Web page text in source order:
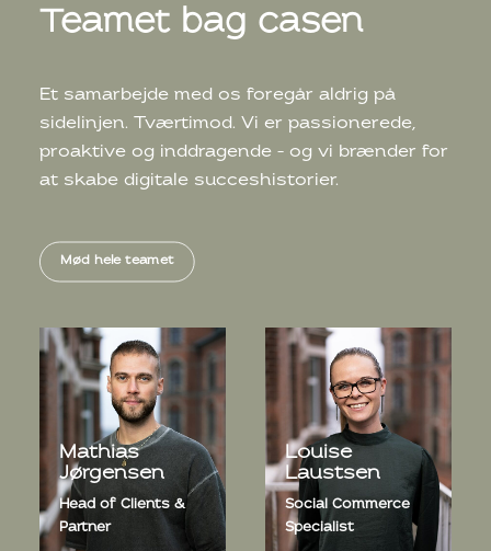
Teamet bag casen
Et samarbejde med os foregår aldrig på
sidelinjen. Tværtimod. Vi er passionerede,
proaktive og inddragende – og vi brænder for
at skabe digitale succeshistorier.
Mød hele teamet
Mathias
Jørgensen
Head of Clients &
Partner
Louise
Laustsen
Social Commerce
Specialist